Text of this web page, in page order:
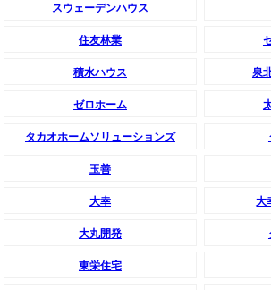
スウェーデンハウス
住友林業
積水ハウス 泉
ゼロホーム
タカオホームソリューションズ
玉善
大幸 大
大丸開発
東栄住宅